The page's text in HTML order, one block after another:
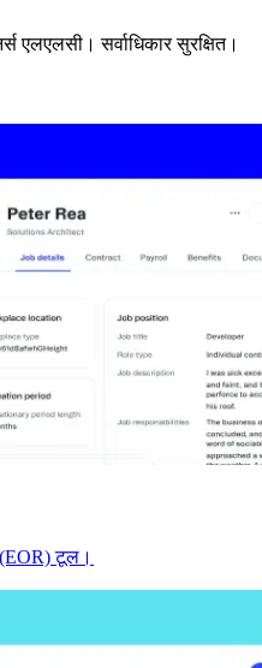
एलएलसी। सर्वाधिकार सुरक्षित।​​
(EOR) टूल।​​